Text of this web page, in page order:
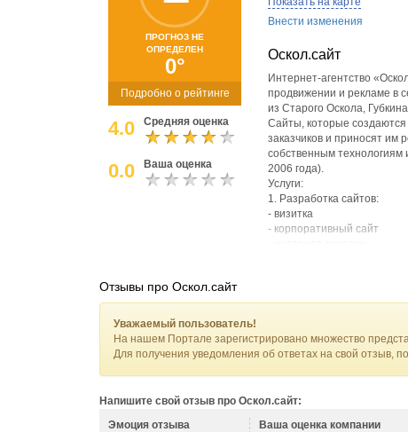
ПРОГНОЗ НЕ
ОПРЕДЕЛЕН
0°
Подробно о рейтинге
4.0 Средняя оценка
0.0 Ваша оценка
Внести изменения
Оскол.сайт
Интернет-агентство
продвижении и рекламе в
из Старого Оскола,
Сайты, которые создаются
заказчиков и приносят им
собственным
2006 года).
Услуги:
1. Разработка сайтов:
- визитка
- корпоративный сайт
3. Контекстная реклама
Отзывы про Оскол.сайт
Уважаемый пользователь!
На нашем Портале зарегистрировано множество
Для получения уведомления об ответах на свой отзыв,
Напишите свой отзыв про Оскол.сайт:
Эмоция отзыва
Ваша оценка компании